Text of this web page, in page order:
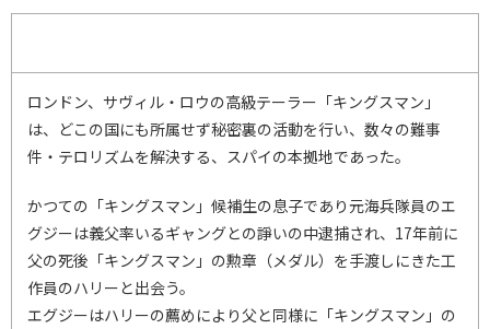
ロンドン、サヴィル・ロウの高級テーラー「キングスマン」
は、どこの国にも所属せず秘密裏の活動を行い、数々の難事
件・テロリズムを解決する、スパイの本拠地であった。
かつての「キングスマン」候補生の息子であり元海兵隊員のエ
グジーは義父率いるギャングとの諍いの中逮捕され、17年前に
父の死後「キングスマン」の勲章（メダル）を手渡しにきた工
作員のハリーと出会う。
エグジーはハリーの薦めにより父と同様に「キングスマン」の